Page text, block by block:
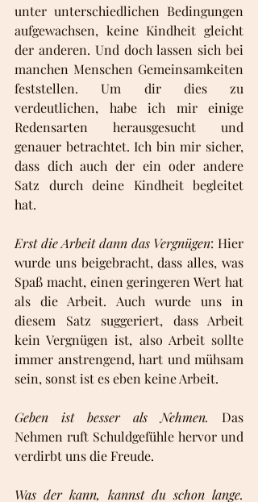
unter unterschiedlichen Bedingungen
aufgewachsen, keine Kindheit gleicht
der anderen. Und doch lassen sich bei
manchen Menschen Gemeinsamkeiten
feststellen. Um dir dies zu
verdeutlichen, habe ich mir einige
Redensarten herausgesucht und
genauer betrachtet. Ich bin mir sicher,
dass dich auch der ein oder andere
Satz durch deine Kindheit begleitet
hat.
Erst die Arbeit dann das Vergnügen: Hier
wurde uns beigebracht, dass alles, was
Spaß macht, einen geringeren Wert hat
als die Arbeit. Auch wurde uns in
diesem Satz suggeriert, dass Arbeit
kein Vergnügen ist, also Arbeit sollte
immer anstrengend, hart und mühsam
sein, sonst ist es eben keine Arbeit.
Geben ist besser als Nehmen. Das
Nehmen ruft Schuldgefühle hervor und
verdirbt uns die Freude.